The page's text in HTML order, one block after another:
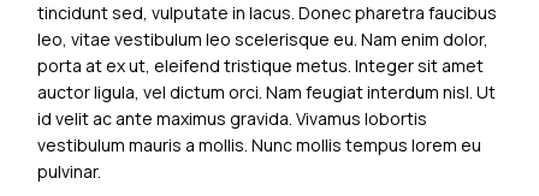
tincidunt sed, vulputate in lacus. Donec pharetra faucibus
leo, vitae vestibulum leo scelerisque eu. Nam enim dolor,
porta at ex ut, eleifend tristique metus. Integer sit amet
auctor ligula, vel dictum orci. Nam feugiat interdum nisl. Ut
id velit ac ante maximus gravida. Vivamus lobortis
vestibulum mauris a mollis. Nunc mollis tempus lorem eu
pulvinar.